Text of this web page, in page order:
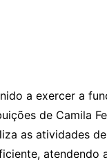
a exercer a
de Camila
as atividades